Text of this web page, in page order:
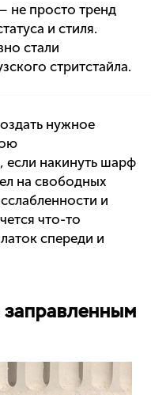
не просто тренд
и стиля.
стали
стритстайла.
нужное
если накинуть шарф
на свободных
и
что-то
спереди и